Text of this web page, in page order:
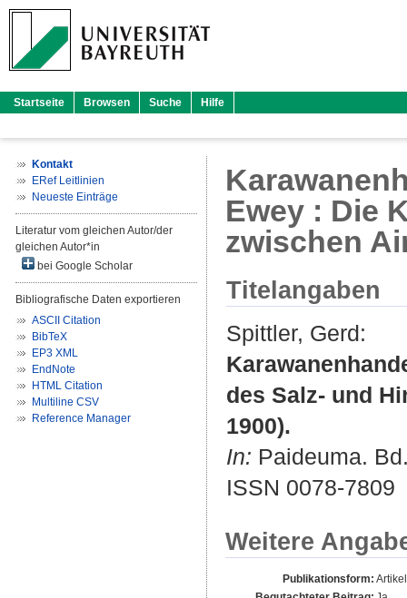
Startseite Browsen Suche Hilfe
Kontakt
ERef Leitlinien
Neueste Einträge
Literatur vom gleichen Autor/der
gleichen Autor*in
bei Google Scholar
Bibliografische Daten exportieren
ASCII Citation
BibTeX
EP3 XML
EndNote
HTML Citation
Multiline CSV
Reference Manager
Ewey : Die
zwischen
Titelangaben
Spittler, Gerd:
des Salz- und
1900).
In: Paideuma.
ISSN 0078-7809
Weitere
Publikationsform: